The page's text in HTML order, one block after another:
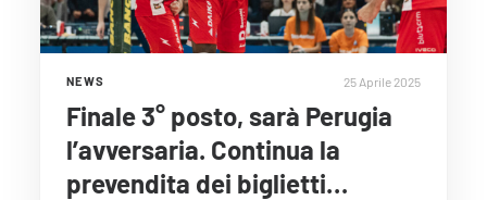
NEWS 25 Aprile 2025
Finale 3° posto, sarà Perugia
l’avversaria. Continua la
prevendita dei biglietti…